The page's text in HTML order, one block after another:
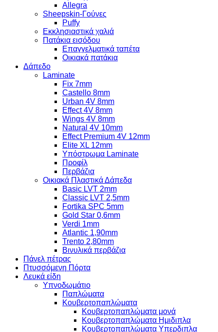
Allegra
Sheepskin-Γούνες
Puffy
Εκκλησιαστικά χαλιά
Πατάκια εισόδου
Επαγγελματικά ταπέτα
Οικιακά πατάκια
Δάπεδο
Laminate
Fix 7mm
Castello 8mm
Urban 4V 8mm
Effect 4V 8mm
Wings 4V 8mm
Natural 4V 10mm
Effect Premium 4V 12mm
Elite XL 12mm
Υπόστρωμα Laminate
Προφίλ
Περβάζια
Οικιακά Πλαστικά Δάπεδα
Basic LVT 2mm
Classic LVT 2,5mm
Fortika SPC 5mm
Gold Star 0,6mm
Verdi 1mm
Atlantic 1,90mm
Trento 2,80mm
Βινυλικά περβάζια
Πάνελ πέτρας
Πτυσσόμενη Πόρτα
Λευκά είδη
Υπνοδωμάτιο
Παπλώματα
Κουβερτοπαπλώματα
Κουβερτοπαπλώματα μονά
Κουβερτοπαπλώματα Ημιδιπλα
Κουβερτοπαπλώματα Υπερδιπλα